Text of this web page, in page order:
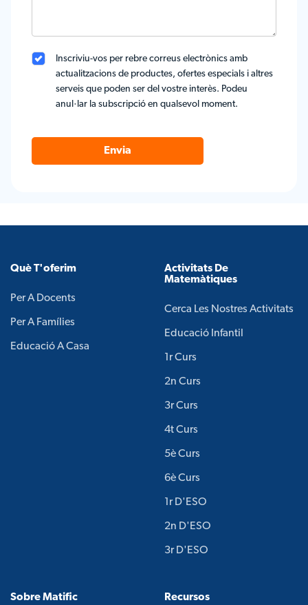
Inscriviu-vos per rebre correus electrònics amb
actualitzacions de productes, ofertes especials i altres
serveis que poden ser del vostre interès. Podeu
anul·lar la subscripció en qualsevol moment.
Envia
Què T'oferim
Per A Docents
Per A Famílies
Educació A Casa
Activitats De
Matemàtiques
Cerca Les Nostres Activitats
Educació Infantil
1r Curs
2n Curs
3r Curs
4t Curs
5è Curs
6è Curs
1r D'ESO
2n D'ESO
3r D'ESO
Sobre Matific Recursos